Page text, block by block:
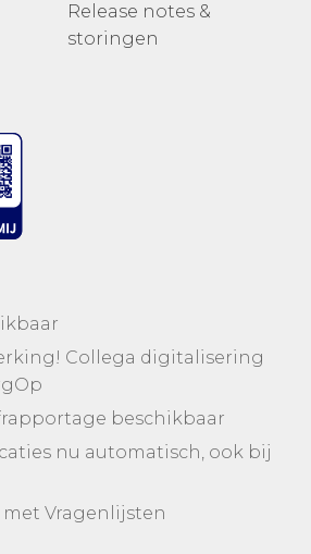
Release notes &
storingen
Collega digitalisering
beschikbaar
nu automatisch, ook bij
Vragenlijsten